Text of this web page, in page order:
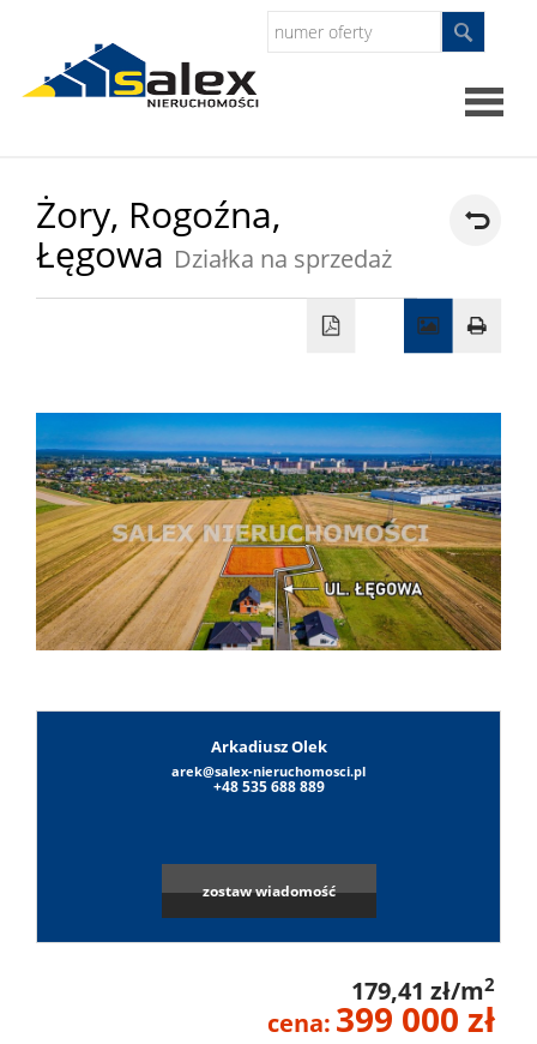
Domy
Dzialki
Lokale
Sałek
Żory, Rogoźna,
Łęgowa Działka na sprzedaż
Arkadiusz Olek
arek@salex-nieruchomosci.pl
+48 535 688 889
zostaw wiadomość
179,41 zł/m2
cena: 399 000 zł